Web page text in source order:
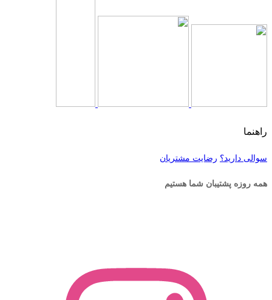
راهنما
سوالی دارید؟ رضایت مشتریان
همه روزه پشتیبان شما هستیم